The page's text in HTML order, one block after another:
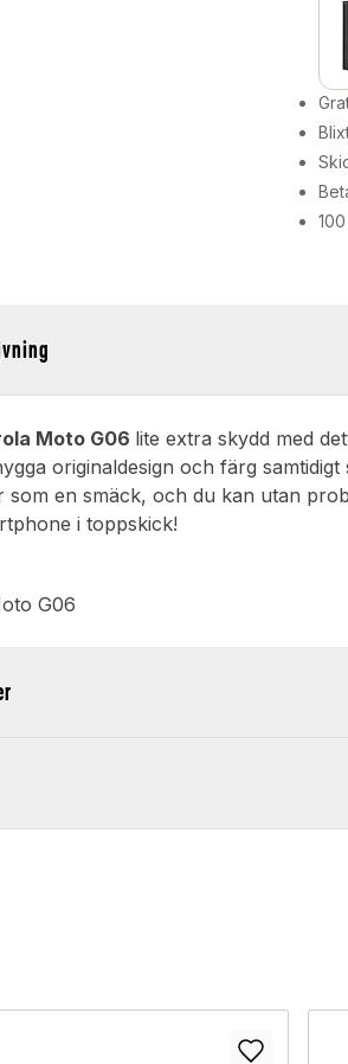
Moto G06 lite extra skydd med
originaldesign och färg
som en smäck, och du kan utan
i toppskick!
G06